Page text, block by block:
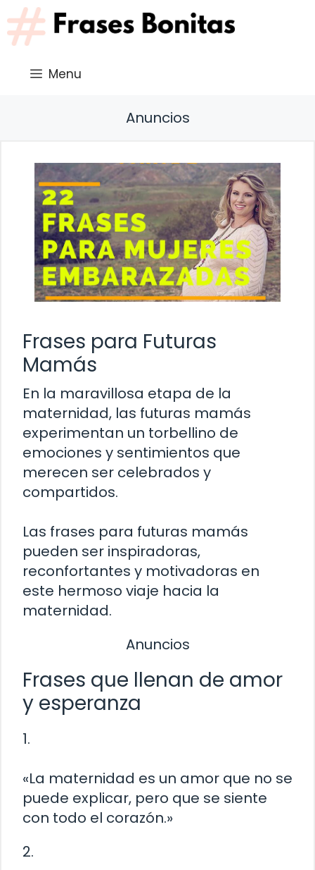
Saltar
al
contenido
Menu
Anuncios
Frases para Futuras
Mamás
En la maravillosa etapa de la
maternidad, las futuras mamás
experimentan un torbellino de
emociones y sentimientos que
merecen ser celebrados y
compartidos.
Las frases para futuras mamás
pueden ser inspiradoras,
reconfortantes y motivadoras en
este hermoso viaje hacia la
maternidad.
Anuncios
Frases que llenan de amor
y esperanza
1.
«La maternidad es un amor que no se
puede explicar, pero que se siente
con todo el corazón.»
2.